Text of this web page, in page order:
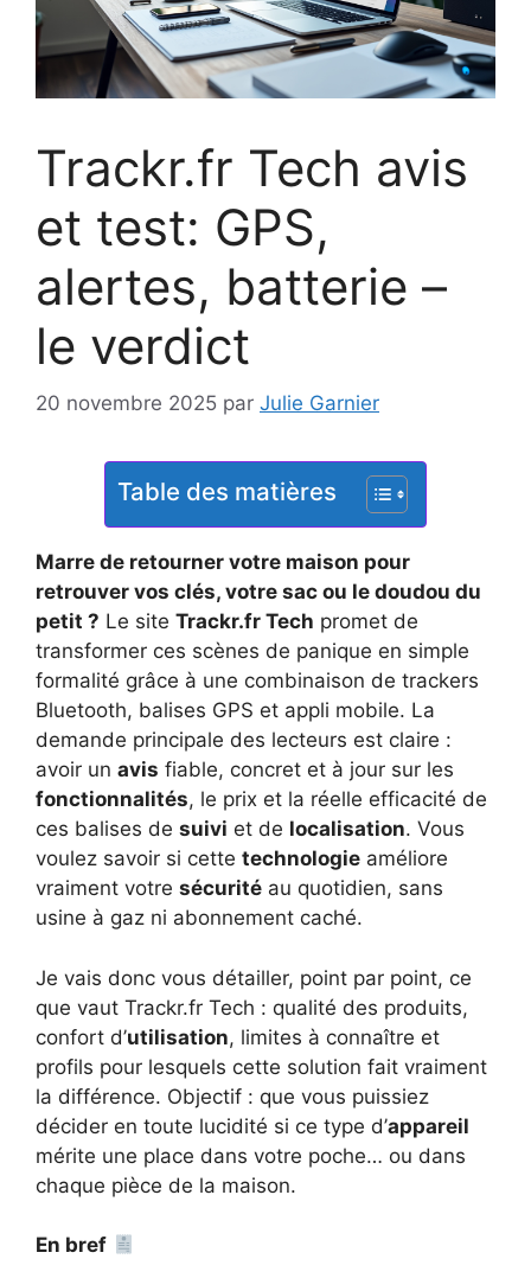
Trackr.fr Tech avis
et test: GPS,
alertes, batterie –
le verdict
20 novembre 2025 par Julie Garnier
Table des matières
Marre de retourner votre maison pour
retrouver vos clés, votre sac ou le doudou du
petit ? Le site Trackr.fr Tech promet de
transformer ces scènes de panique en simple
formalité grâce à une combinaison de trackers
Bluetooth, balises GPS et appli mobile. La
demande principale des lecteurs est claire :
avoir un avis fiable, concret et à jour sur les
fonctionnalités, le prix et la réelle efficacité de
ces balises de suivi et de localisation. Vous
voulez savoir si cette technologie améliore
vraiment votre sécurité au quotidien, sans
usine à gaz ni abonnement caché.
Je vais donc vous détailler, point par point, ce
que vaut Trackr.fr Tech : qualité des produits,
confort d’utilisation, limites à connaître et
profils pour lesquels cette solution fait vraiment
la différence. Objectif : que vous puissiez
décider en toute lucidité si ce type d’appareil
mérite une place dans votre poche… ou dans
chaque pièce de la maison.
En bref